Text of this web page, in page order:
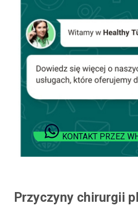
KONTAKT PRZEZ
Przyczyny chirurgii